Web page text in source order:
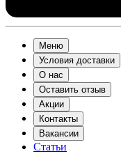
Меню
Условия доставки
О нас
Оставить отзыв
Акции
Контакты
Вакансии
Статьи